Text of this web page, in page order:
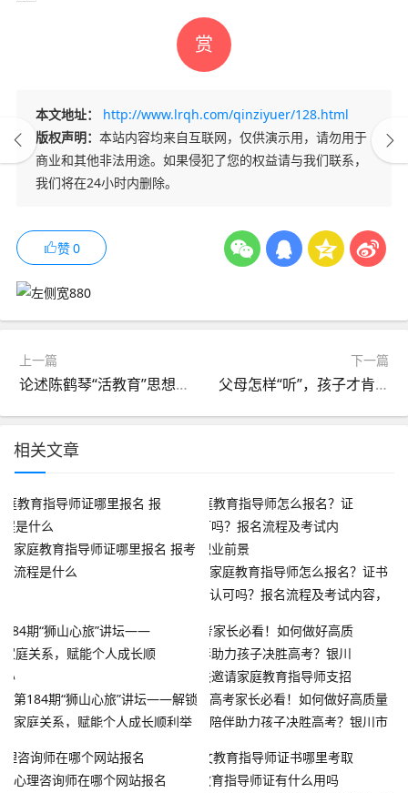
赏
本文地址：
http://www.lrqh.com/qinziyuer/128.html
版权声明： 本站内容均来自互联网，仅供演示用，请勿用于
商业和其他非法用途。如果侵犯了您的权益请与我们联系，
我们将在24小时内删除。
赞0
上一篇
论述陈鹤琴“活教育”思想及其对我国当前教育改革的启示
下一篇
父母怎样“听”，孩子才肯“说”？爱孩子要从学会倾听开始！
相关文章
家庭教育指导师证哪里报名 报考
流程是什么
家庭教育指导师怎么报名？证书
认可吗？报名流程及考试内容，
第184期“狮山心旅”讲坛——解锁
家庭关系，赋能个人成长顺利举
高考家长必看！如何做好高质量
陪伴助力孩子决胜高考？银川市
心理咨询师在哪个网站报名